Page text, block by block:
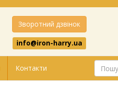
Зворотний дзвінок
info@iron-harry.ua
Контакти